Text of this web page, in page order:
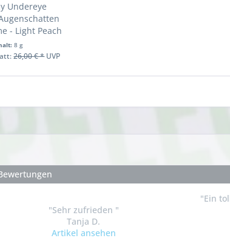
Undereye
- Light Peach
8 g
26,00 € *UVP
"Sehr zufrieden "
Tanja D.
Artikel ansehen
"Ein